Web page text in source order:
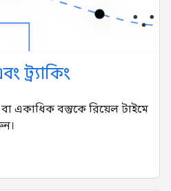
ট্র্যাকিং
একাধিক বস্তুকে রিয়েল টাইমে